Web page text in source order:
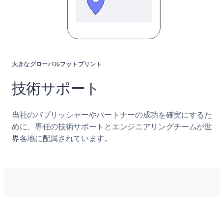
大きなグローバルフットプリント
技術サポート
当社のパブリッシャーやパートナーの成功を確実にするた
めに、専任の技術サポートとエンジニアリングチームが世
界各地に配属されています。